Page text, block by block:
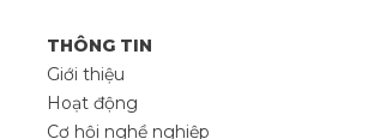
THÔNG TIN
Giới thiệu
Hoạt động
Cơ hội nghề nghiệp